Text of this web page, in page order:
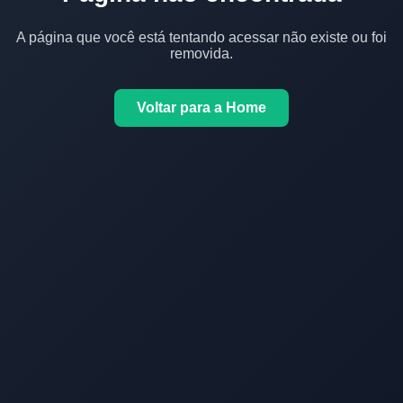
A página que você está tentando acessar não existe ou foi
removida.
Voltar para a Home